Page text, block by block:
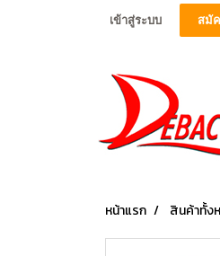
เข้าสู่ระบบ สมั
หน้าแรก สินค้าทั้ง